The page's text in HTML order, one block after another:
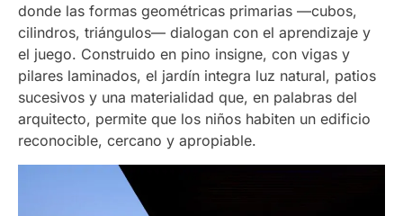
donde las formas geométricas primarias —cubos,
cilindros, triángulos— dialogan con el aprendizaje y
el juego. Construido en pino insigne, con vigas y
pilares laminados, el jardín integra luz natural, patios
sucesivos y una materialidad que, en palabras del
arquitecto, permite que los niños habiten un edificio
reconocible, cercano y apropiable.